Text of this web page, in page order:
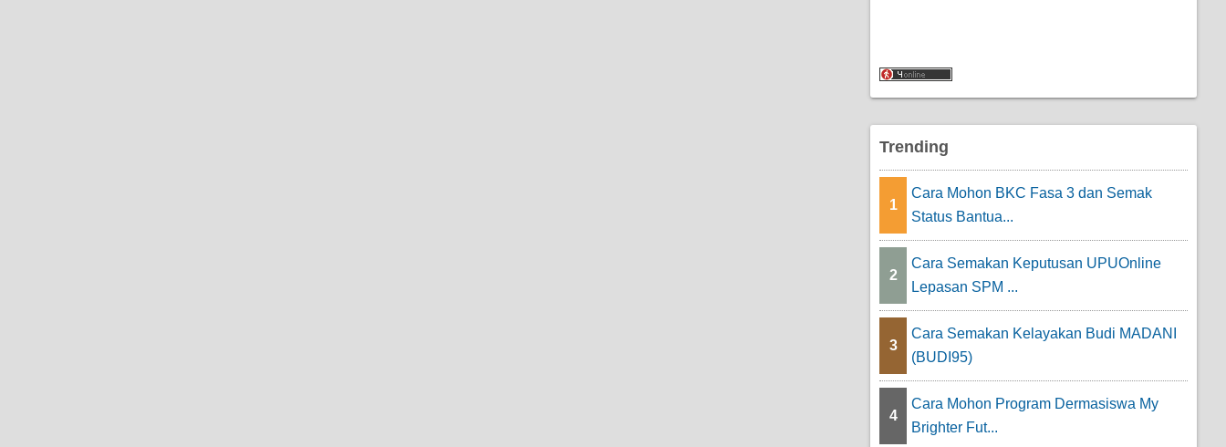
Trending
1
Cara Mohon BKC Fasa 3 dan Semak
Status Bantua...
2
Cara Semakan Keputusan UPUOnline
Lepasan SPM ...
3
Cara Semakan Kelayakan Budi MADANI
(BUDI95)
4
Cara Mohon Program Dermasiswa My
Brighter Fut...